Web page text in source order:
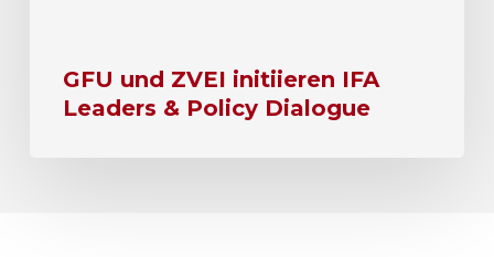
GFU und ZVEI initiieren IFA
Leaders & Policy Dialogue